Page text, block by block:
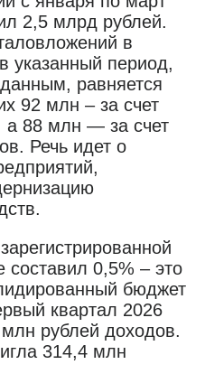
2,5 млрд рублей.
в
указанный период,
равняется
92 млн – за счет
а 88 млн — за счет
Речь идет о
составил 0,5% – это
бюджет
квартал 2026
рублей доходов.
314,4 млн